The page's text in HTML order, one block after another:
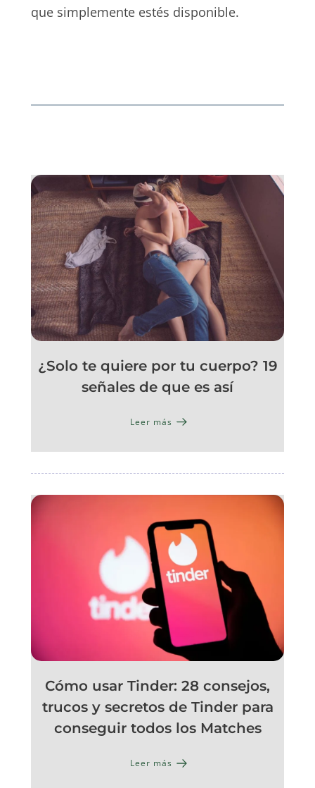
que simplemente estés disponible.
¿Solo te quiere por tu cuerpo? 19
señales de que es así
Leer más
Cómo usar Tinder: 28 consejos,
trucos y secretos de Tinder para
conseguir todos los Matches
Leer más